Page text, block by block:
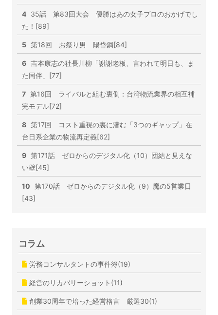
4 35話 第83回大会 優勝はあの女子プロのおかげでし
た！[89]
5 第18回 お祭り男 陽岱鋼[84]
6 吉本康志の社長川柳「謝謝老板、言われて明日も、ま
た同伴」[77]
7 第16回 ライバルと組む裏側：台湾物流業界の相互補
完モデル[72]
8 第17回 コスト重視の裏に潜む「3つのギャップ」在
台日系企業の物流再定義[62]
9 第171話 ゼロからのデジタル化（10）団結と見えな
い壁[45]
10 第170話 ゼロからのデジタル化（9）魔の5営業日
[43]
コラム
労務コンサルタントの事件簿(19)
経営のリカバリーショット(11)
創業30周年で培った経営格言 厳選30(1)